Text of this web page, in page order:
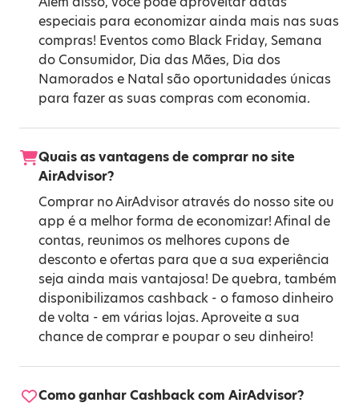
especiais para economizar ainda mais nas suas
compras! Eventos como Black Friday, Semana
do Consumidor, Dia das Mães, Dia dos
Namorados e Natal são oportunidades únicas
para fazer as suas compras com economia.
Quais as vantagens de comprar no site
AirAdvisor?
Comprar no AirAdvisor através do nosso site ou
app é a melhor forma de economizar! Afinal de
contas, reunimos os melhores cupons de
desconto e ofertas para que a sua experiência
seja ainda mais vantajosa! De quebra, também
disponibilizamos cashback - o famoso dinheiro
de volta - em várias lojas. Aproveite a sua
chance de comprar e poupar o seu dinheiro!
Como ganhar Cashback com AirAdvisor?